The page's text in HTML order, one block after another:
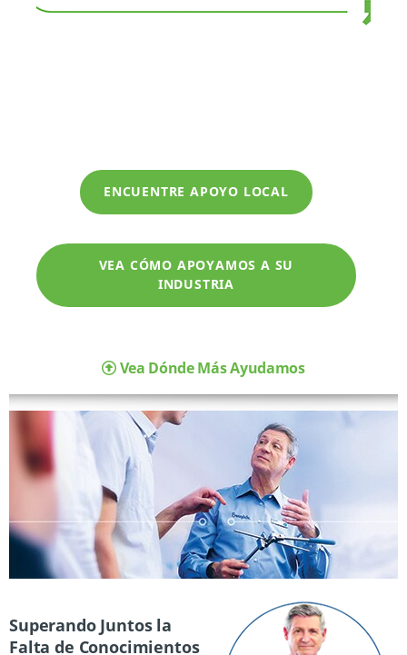
ENCUENTRE APOYO LOCAL
VEA CÓMO APOYAMOS A SU
INDUSTRIA
Vea Dónde Más Ayudamos
Superando Juntos la
Falta de Conocimientos